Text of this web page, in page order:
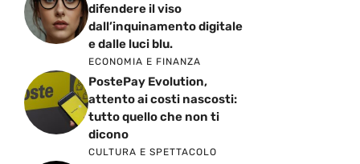
difendere il viso
dall’inquinamento digitale
e dalle luci blu.
ECONOMIA E FINANZA
PostePay Evolution,
attento ai costi nascosti:
tutto quello che non ti
dicono
CULTURA E SPETTACOLO